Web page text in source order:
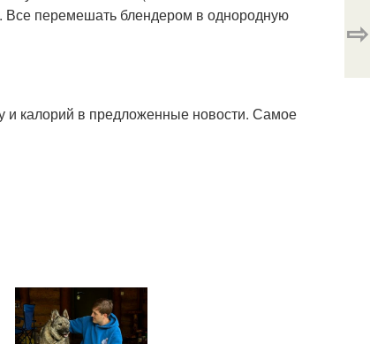
Все перемешать блендером в однородную
калорий в предложенные новости. Самое
⇨